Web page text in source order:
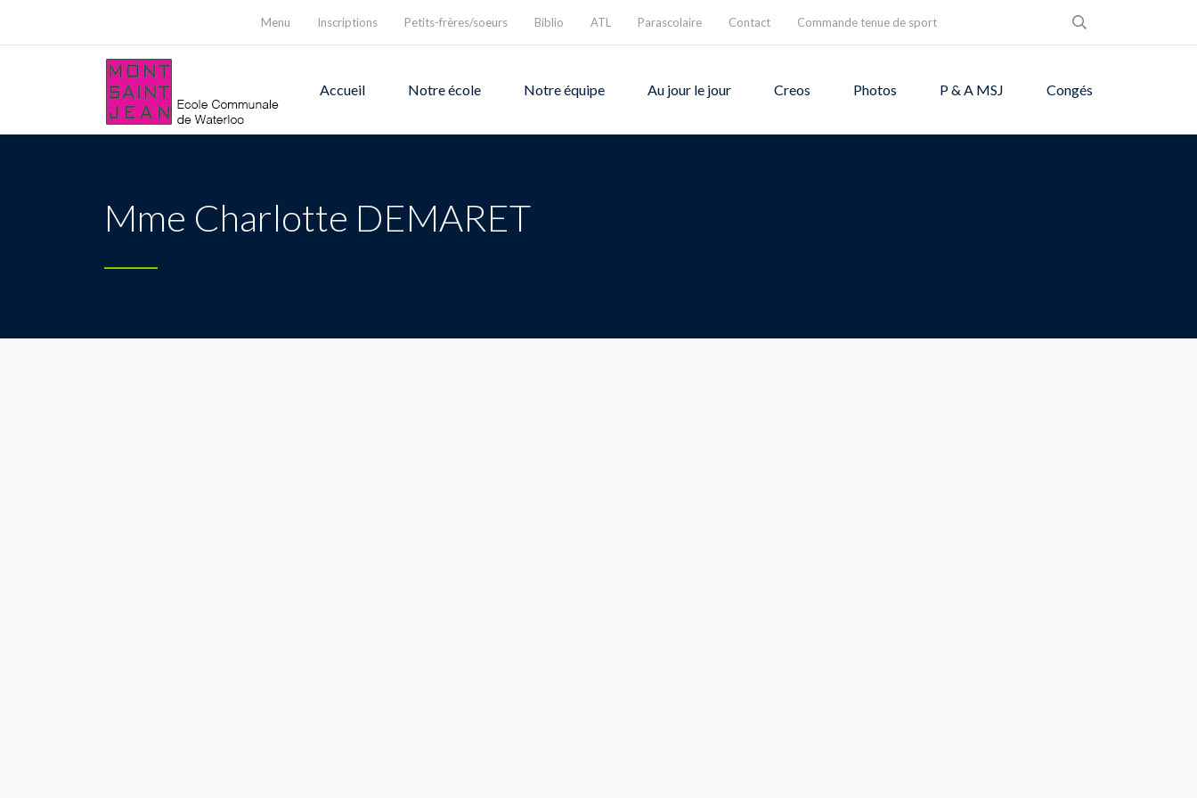
Menu Inscriptions Petits-frères/soeurs Biblio ATL Parascolaire Contact Commande tenue de sport
Accueil Notre école Notre équipe Au jour le jour Creos Photos P & A MSJ Congés
Mme Charlotte DEMARET